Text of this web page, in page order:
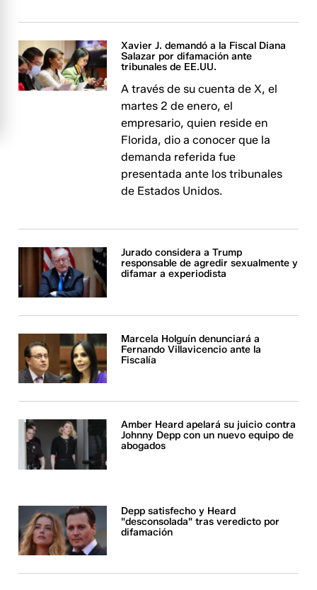
Xavier J. demandó a la Fiscal Diana
Salazar por difamación ante
tribunales de EE.UU.
A través de su cuenta de X, el
martes 2 de enero, el
empresario, quien reside en
Florida, dio a conocer que la
demanda referida fue
presentada ante los tribunales
de Estados Unidos.
Jurado considera a Trump
responsable de agredir sexualmente y
difamar a experiodista
Marcela Holguín denunciará a
Fernando Villavicencio ante la
Fiscalía
Amber Heard apelará su juicio contra
Johnny Depp con un nuevo equipo de
abogados
Depp satisfecho y Heard
"desconsolada" tras veredicto por
difamación